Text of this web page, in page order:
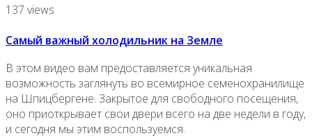
137 views
Самый важный холодильник на Земле
В этом видео вам предоставляется уникальная
возможность заглянуть во всемирное семенохранилище
на Шпицбергене. Закрытое для свободного посещения,
оно приоткрывает свои двери всего на две недели в году,
и сегодня мы этим воспользуемся.